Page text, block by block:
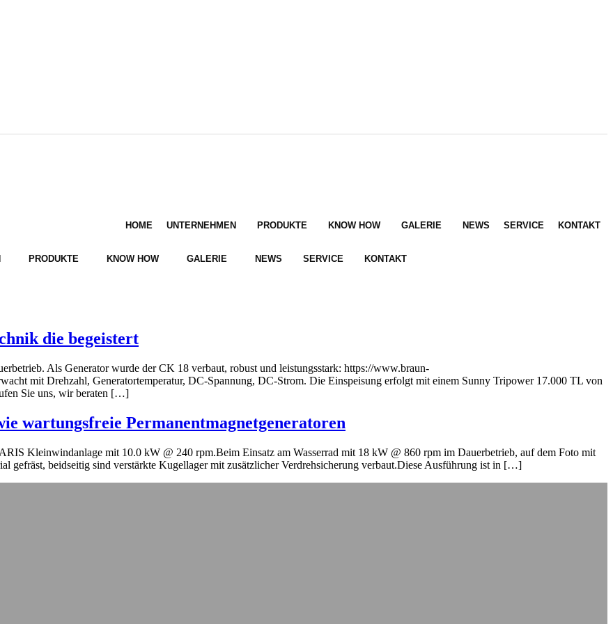
HOME UNTERNEHMEN PRODUKTE KNOW HOW GALERIE NEWS SERVICE KONTAKT
PRODUKTE KNOW HOW GALERIE NEWS SERVICE KONTAKT
die begeistert
Als Generator wurde der CK 18 verbaut, robust und leistungsstark: https://www.braun-
mit Drehzahl, Generatortemperatur, DC-Spannung, DC-Strom. Die Einspeisung erfolgt mit einem Sunny Tripower 17.000 TL von
Sie uns, wir beraten […]
wartungsfreie Permanentmagnetgeneratoren
Kleinwindanlage mit 10.0 kW @ 240 rpm.Beim Einsatz am Wasserrad mit 18 kW @ 860 rpm im Dauerbetrieb, auf dem Foto mit
gefräst, beidseitig sind verstärkte Kugellager mit zusätzlicher Verdrehsicherung verbaut.Diese Ausführung ist in […]